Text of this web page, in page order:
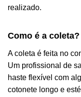
realizado.
Como é a coleta?
A coleta é feita no
Um profissional de
haste flexível com
cotonete longo e